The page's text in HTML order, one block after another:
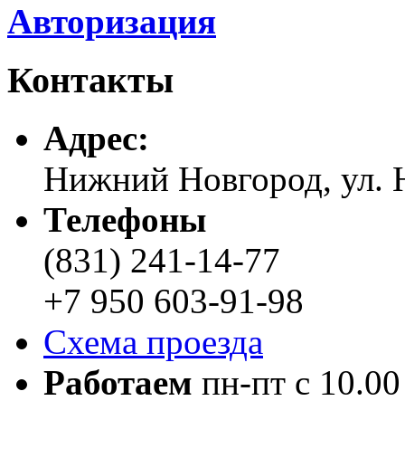
Авторизация
Контакты
Адреc:
Нижний Новгород, ул.
Телефоны
(831) 241-14-77
+7 950 603-91-98
Схема проезда
Работаем пн-пт с